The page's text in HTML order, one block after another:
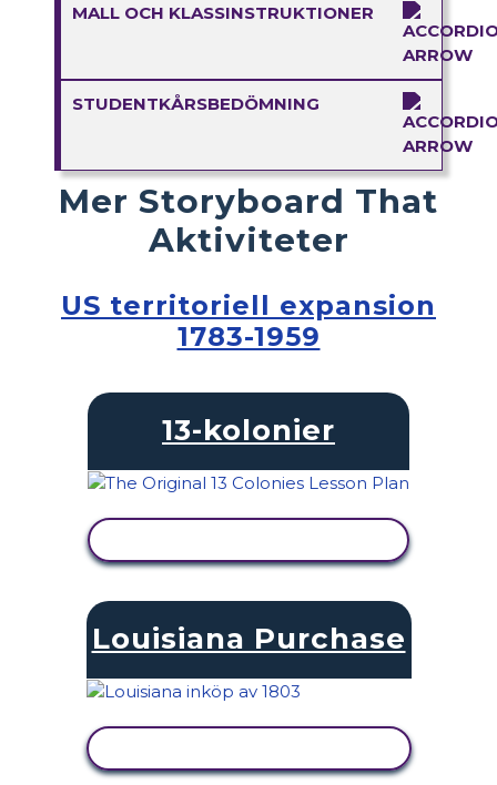
MALL OCH KLASSINSTRUKTIONER
STUDENTKÅRSBEDÖMNING
Mer Storyboard That
Aktiviteter
US territoriell expansion
1783-1959
13-kolonier
Louisiana Purchase